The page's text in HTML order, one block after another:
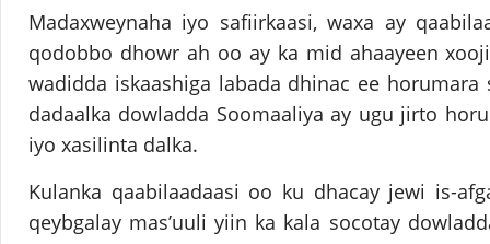
Madaxweynaha iyo safiirkaasi, waxa ay
qodobbo dhowr ah oo ay ka mid ahaayeen
wadidda iskaashiga labada dhinac ee horumara
dadaalka dowladda Soomaaliya ay ugu jirto
iyo xasilinta dalka.
Kulanka qaabilaadaasi oo ku dhacay jewi is-
qeybgalay mas’uuli yiin ka kala socotay